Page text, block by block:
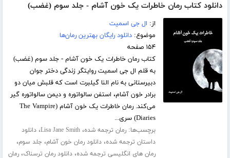
دانلود کتاب رمان خاطرات یک خون آشام - جلد سوم (غضب)
از: ال جی اسمیت
موضوع:دانلود رایگان بهترین رمان‌ها
۱۵۴ صفحه
کتاب رمان خاطرات یک خون آشام - جلد سوم (غضب)
به قلم ال جی اسمیت روایتگر زندگی دختر جوان
دبیرستانی به نام النا گیلبرت است که قلبش میان دو
برادر خون آشام، استفن سالواتوره و دیمن سالواتوره گیر
می‌کند. رمان خاطرات یک خون آشام (The Vampire
Diaries) سری...
برچسب‌ها:رمان ترجمه شده،Lisa Jane Smith،دانلود
داستان ترجمه شده،دانلود رمان خون آشام، جلد سوم،
رمان های انگلیسی ترجمه شده،دانلود رمان ترسناک،رمان